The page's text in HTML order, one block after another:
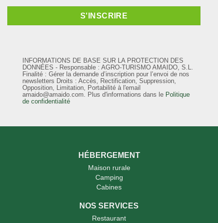
INFORMATIONS DE BASE SUR LA PROTECTION DES
DONNÉES - Responsable : AGRO-TURISMO AMAIDO, S.L.
Finalité : Gérer la demande d’inscription pour l’envoi de nos
newsletters Droits : Accès, Rectification, Suppression,
Opposition, Limitation, Portabilité à l'email
amaido@amaido.com. Plus d'informations dans le Politique
de confidentialité
HÉBERGEMENT
Maison rurale
Camping
Cabines
NOS SERVICES
Restaurant